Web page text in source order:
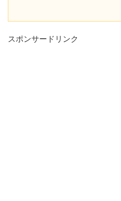
スポンサードリンク